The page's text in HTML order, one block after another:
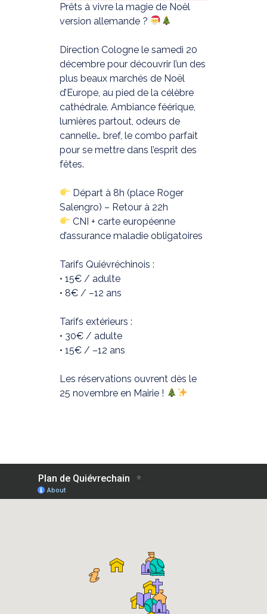
Prêts à vivre la magie de Noël
version allemande ?
Direction Cologne le samedi 20
décembre pour découvrir l’un des
plus beaux marchés de Noël
d’Europe, au pied de la célèbre
cathédrale. Ambiance féérique,
lumières partout, odeurs de
cannelle… bref, le combo parfait
pour se mettre dans l’esprit des
fêtes.
Départ à 8h (place Roger
Salengro) – Retour à 22h
CNI + carte européenne
d’assurance maladie obligatoires
Tarifs Quiévréchinois :
• 15€ / adulte
• 8€ / –12 ans
Tarifs extérieurs :
• 30€ / adulte
• 15€ / –12 ans
Les réservations ouvrent dès le
25 novembre en Mairie !